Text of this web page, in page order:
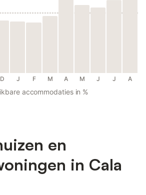
D J F M A M J J A
accommodaties in %
en
in Cala